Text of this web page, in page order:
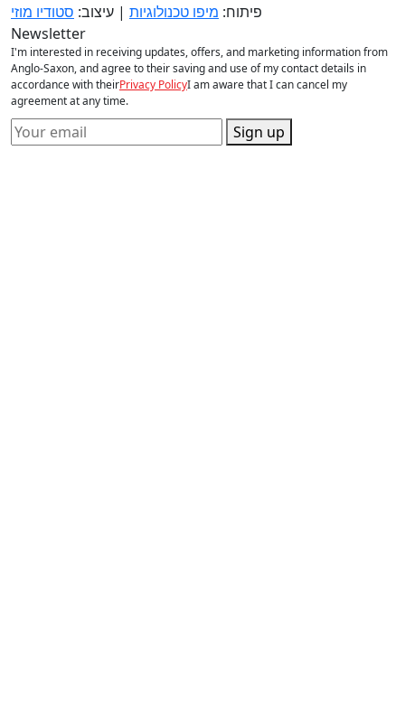
פיתוח: מיפו טכנולוגיות | עיצוב: סטודיו מוזי
Newsletter
I'm interested in receiving updates, offers, and marketing information from
Anglo-Saxon, and agree to their saving and use of my contact details in
accordance with theirPrivacy PolicyI am aware that I can cancel my
agreement at any time.
Sign up